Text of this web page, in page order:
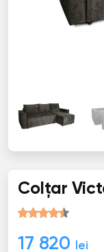
Colţar
17 820 lei